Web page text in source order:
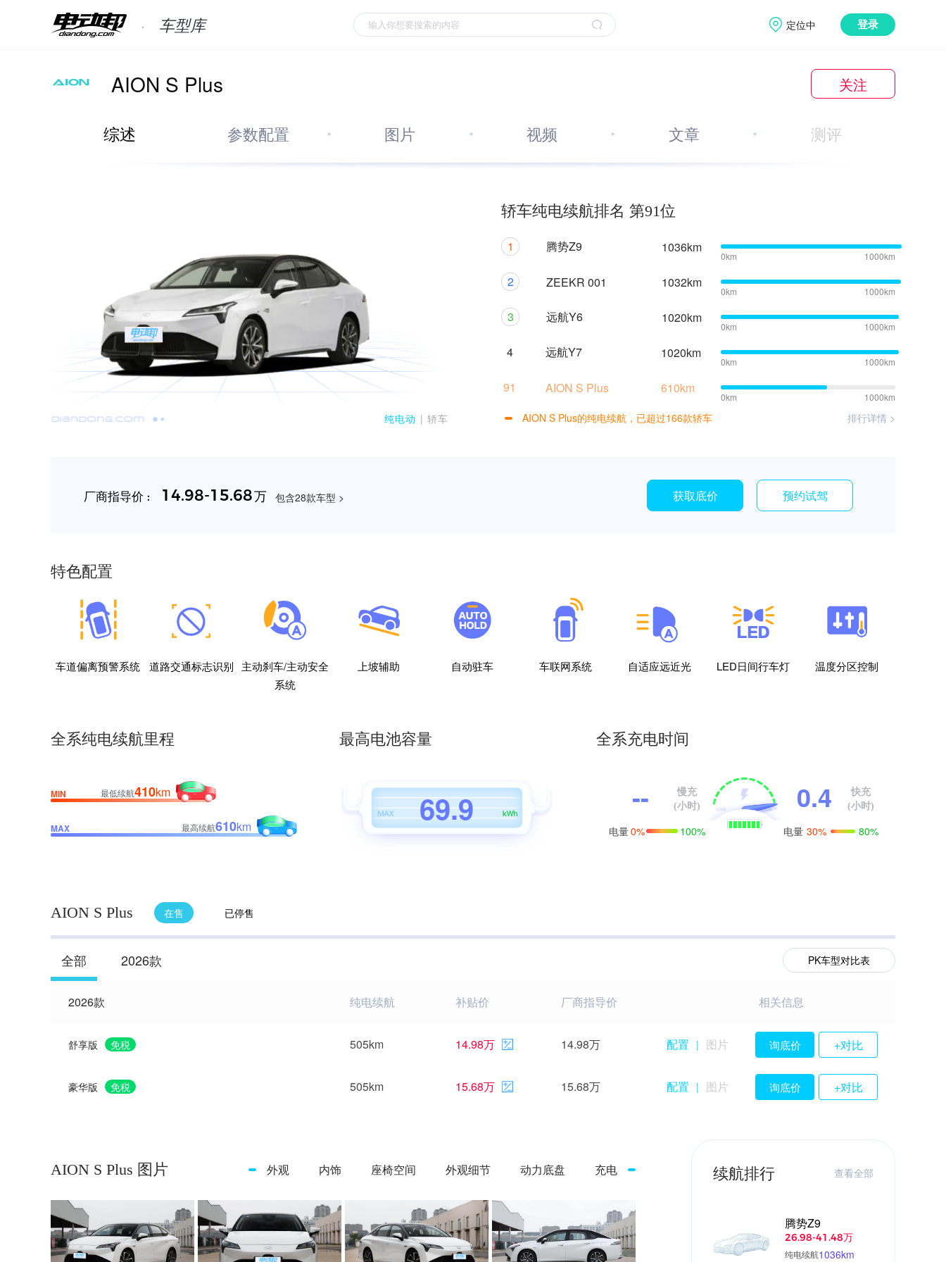
车型库 定位中 登录
AION S Plus 关注
综述 参数配置 图片 视频 文章 测评
纯电动 | 轿车
轿车纯电续航排名 第91位
1 腾势Z9 1036km
0km 1000km
2 ZEEKR 001 1032km
0km 1000km
3 远航Y6 1020km
0km 1000km
4 远航Y7 1020km
0km 1000km
91 AION S Plus 610km
0km 1000km
AION S Plus的纯电续航，已超过166款轿车 排行详情 >
厂商指导价 : 14.98-15.68万 包含28款车型 > 获取底价 预约试驾
特色配置
车道偏离预警系统 道路交通标志识别
主动刹车/主动安全
系统
上坡辅助 自动驻车 车联网系统 自适应远近光 LED日间行车灯 温度分区控制
全系纯电续航里程
MIN 最低续航410km
MAX 最高续航610km
最高电池容量
3
4
5
6
8
9.
2
3
4
8
9
全系充电时间
--
慢充
(小时)
电量0% 100%
0.4
快充
(小时)
电量 30% 80%
AION S Plus 在售 已停售
全部 2026款 PK车型对比表
2026款 纯电续航 补贴价 厂商指导价 相关信息
舒享版 免税 505km 14.98万 14.98万 配置 | 图片 询底价 +对比
豪华版 免税 505km 15.68万 15.68万 配置 | 图片 询底价 +对比
AION S Plus 图片 外观 内饰 座椅空间 外观细节 动力底盘 充电 续航排行 查看全部
腾势Z9
26.98-41.48万
纯电续航1036km